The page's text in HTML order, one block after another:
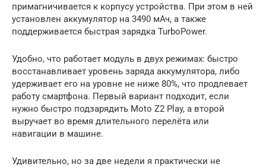
примагничивается к корпусу устройства. При этом в ней
установлен аккумулятор на 3490 мАч, а также
поддерживается быстрая зарядка TurboPower.
Удобно, что работает модуль в двух режимах: быстро
восстанавливает уровень заряда аккумулятора, либо
удерживает его на уровне не ниже 80%, что продлевает
работу смартфона. Первый вариант подходит, если
нужно быстро подзарядить Moto Z2 Play, а второй
выручает во время длительного перелёта или
навигации в машине.
Удивительно, но за две недели я практически не